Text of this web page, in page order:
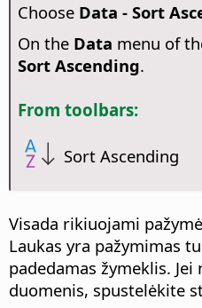
Choose Data - Sort
On the Data menu of
Sort Ascending.
From toolbars:
Sort Ascending
Visada rikiuojami
Laukas yra pažymimas
padedamas žymeklis.
duomenis, spustelėkite